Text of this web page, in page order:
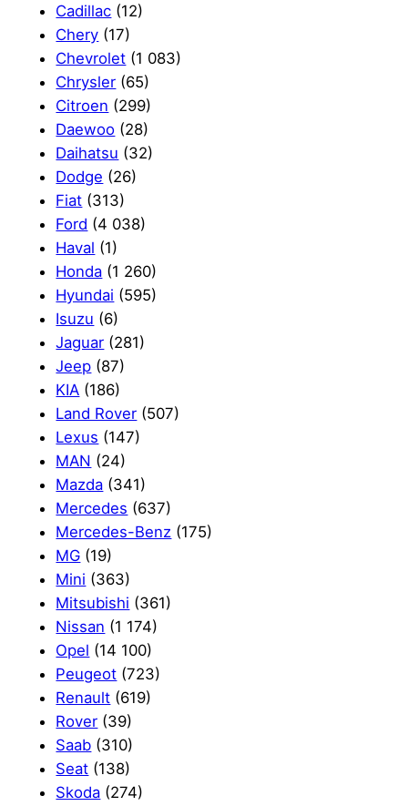
Cadillac (12)
Chery (17)
Chevrolet (1 083)
Chrysler (65)
Citroen (299)
Daewoo (28)
Daihatsu (32)
Dodge (26)
Fiat (313)
Ford (4 038)
Haval (1)
Honda (1 260)
Hyundai (595)
Isuzu (6)
Jaguar (281)
Jeep (87)
KIA (186)
Land Rover (507)
Lexus (147)
MAN (24)
Mazda (341)
Mercedes (637)
Mercedes-Benz (175)
MG (19)
Mini (363)
Mitsubishi (361)
Nissan (1 174)
Opel (14 100)
Peugeot (723)
Renault (619)
Rover (39)
Saab (310)
Seat (138)
Skoda (274)